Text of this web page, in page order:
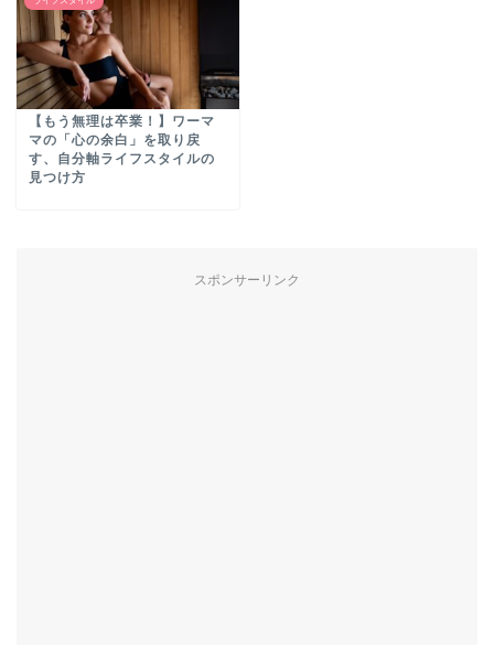
【もう無理は卒業！】ワーマ
マの「心の余白」を取り戻
す、自分軸ライフスタイルの
見つけ方
スポンサーリンク